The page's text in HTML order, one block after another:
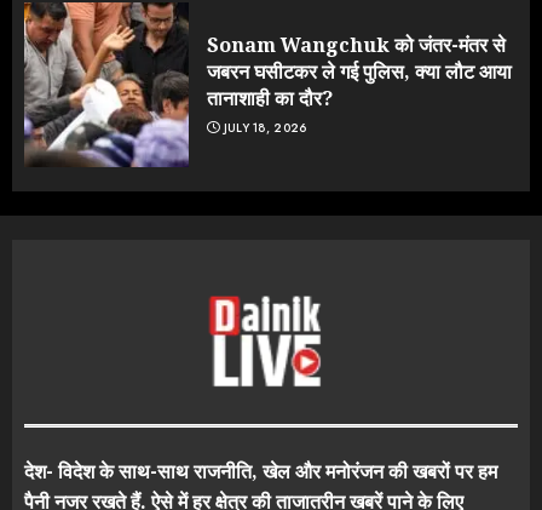
Sonam Wangchuk को जंतर-मंतर से
जबरन घसीटकर ले गई पुलिस, क्या लौट आया
तानाशाही का दौर?
JULY 18, 2026
देश- विदेश के साथ-साथ राजनीति, खेल और मनोरंजन की खबरों पर हम
पैनी नजर रखते हैं. ऐसे में हर क्षेत्र की ताजातरीन खबरें पाने के लिए